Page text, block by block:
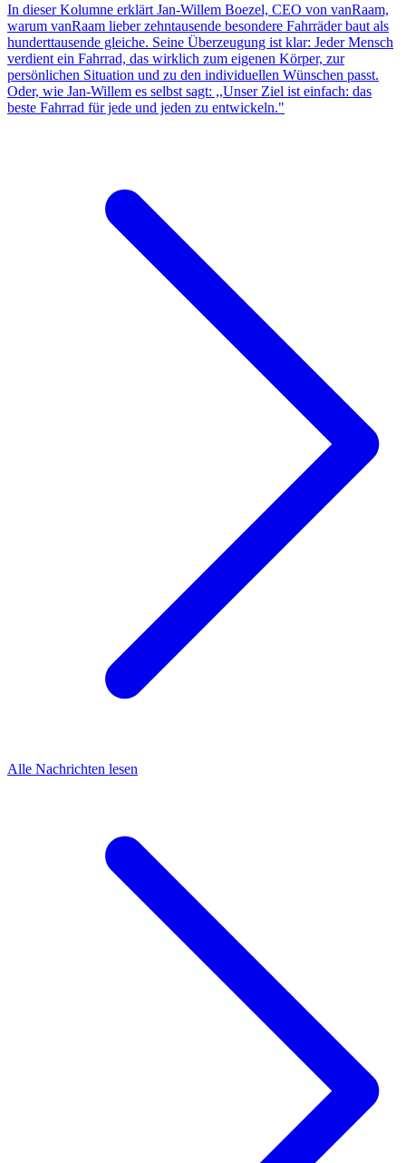
In dieser Kolumne erklärt Jan-Willem Boezel, CEO von vanRaam,
warum vanRaam lieber zehntausende besondere Fahrräder baut als
hunderttausende gleiche. Seine Überzeugung ist klar: Jeder Mensch
verdient ein Fahrrad, das wirklich zum eigenen Körper, zur
persönlichen Situation und zu den individuellen Wünschen passt.
Oder, wie Jan-Willem es selbst sagt: ,,Unser Ziel ist einfach: das
beste Fahrrad für jede und jeden zu entwickeln."
Alle Nachrichten lesen